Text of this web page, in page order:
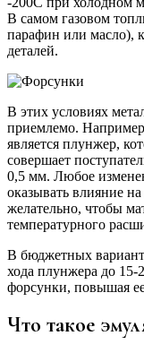
В самом газовом
парафин или масло),
деталей.
В этих условиях
приемлемо.
является плунжер,
совершает
0,5 мм. Любое
оказывать влияние
желательно, чтобы
температурного
В бюджетных
хода плунжера до
форсунки, повышая
Что такое